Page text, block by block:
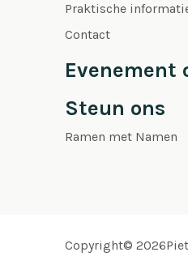
Praktische
Contact
Evenement
Steun ons
Ramen met Namen
Copyright©